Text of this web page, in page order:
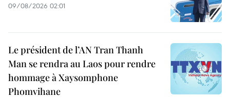
09/08/2026 02:01
Le président de l’AN Tran Thanh
Man se rendra au Laos pour rendre
hommage à Xaysomphone
Phomvihane